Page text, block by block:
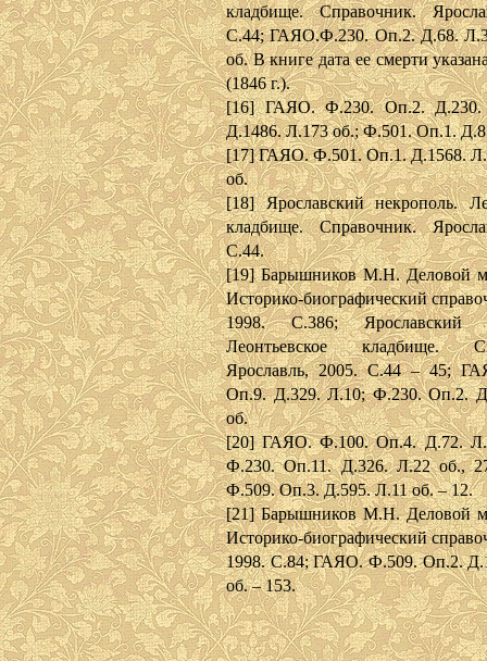
кладбище. Справочник.
С.44; ГАЯО.Ф.230. Оп.2. Д.68.
об. В книге дата ее смерти
(1846 г.).
[16] ГАЯО. Ф.230. Оп.2. Д.230.
Д.1486. Л.173 об.; Ф.501. Оп.1.
[17] ГАЯО. Ф.501. Оп.1. Д.1568.
об.
[18] Ярославский некрополь.
кладбище. Справочник.
С.44.
[19] Барышников М.Н. Деловой
Историко-биографический
1998. С.386; Ярославский
Леонтьевское кладбище.
Ярославль, 2005. С.44 – 45;
Оп.9. Д.329. Л.10; Ф.230. Оп.2.
об.
[20] ГАЯО. Ф.100. Оп.4. Д.72.
Ф.230. Оп.11. Д.326. Л.22 об.,
Ф.509. Оп.3. Д.595. Л.11 об. – 12.
[21] Барышников М.Н. Деловой
Историко-биографический
1998. С.84; ГАЯО. Ф.509. Оп.2.
об. – 153.